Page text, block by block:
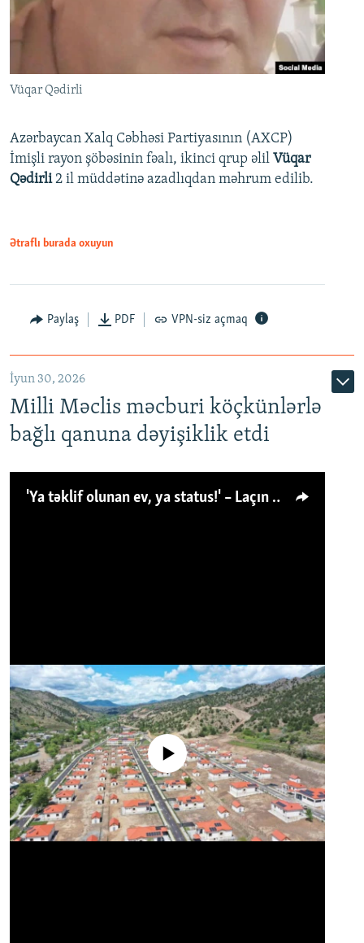
Vüqar Qədirli
Azərbaycan Xalq Cəbhəsi Partiyasının (AXCP)
İmişli rayon şöbəsinin fəalı, ikinci qrup əlil Vüqar
Qədirli2 il müddətinə azadlıqdan məhrum edilib.
Ətraflı burada oxuyun
Paylaş PDF VPN-siz açmaq
İyun 30, 2026
Milli Məclis məcburi köçkünlərlə
bağlı qanuna dəyişiklik etdi
'Ya təklif olunan ev, ya status!' – Laçın köçkünü: 'Laçından başqa heç hara!'
No media source currently available